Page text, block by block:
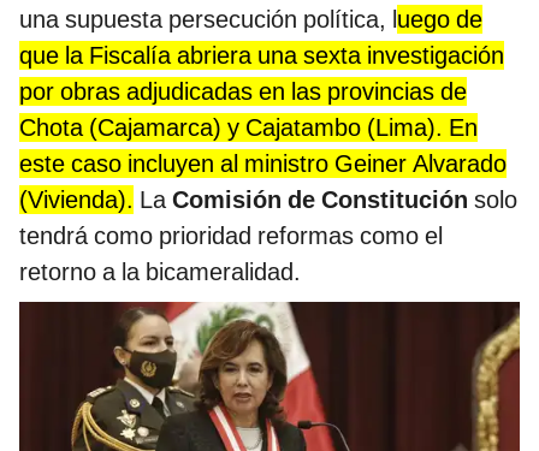
una supuesta persecución política, luego de
que la Fiscalía abriera una sexta investigación
por obras adjudicadas en las provincias de
Chota (Cajamarca) y Cajatambo (Lima). En
este caso incluyen al ministro Geiner Alvarado
(Vivienda). LaComisión de Constitución solo
tendrá como prioridad reformas como el
retorno a la bicameralidad.